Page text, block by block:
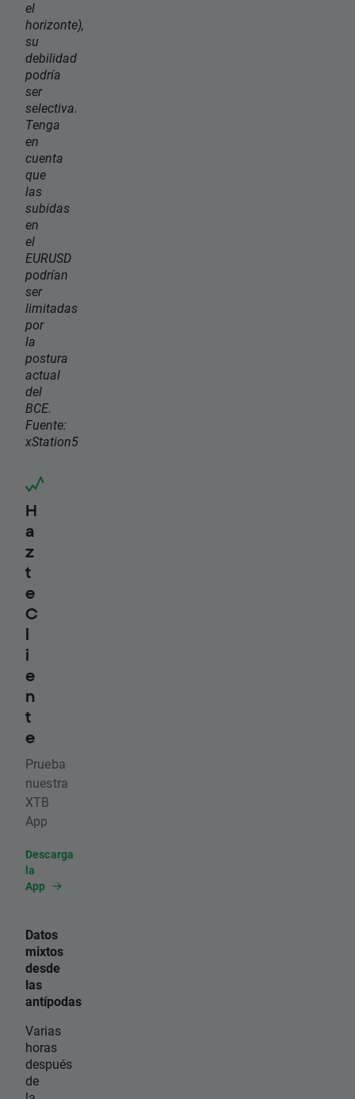
el
horizonte),
su
debilidad
podría
ser
selectiva.
Tenga
en
cuenta
que
las
subidas
en
el
EURUSD
podrían
ser
limitadas
por
la
postura
actual
del
BCE.
Fuente:
xStation5
H
a
z
t
e
C
l
i
e
n
t
e
Prueba
nuestra
XTB
App
Descarga
la
App
Datos
mixtos
desde
las
antípodas
Varias
horas
después
de